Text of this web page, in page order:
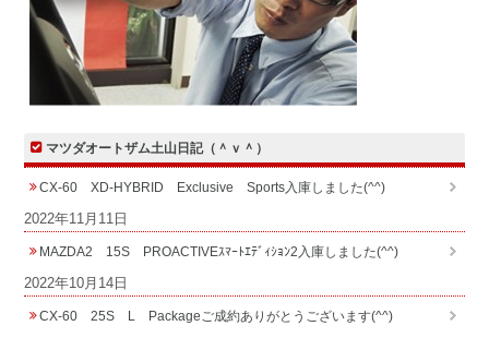
マツダオートザム土山日記（＾ｖ＾）
CX-60 XD-HYBRID Exclusive Sports入庫しました(^^)
2022年11月11日
MAZDA2 15S PROACTIVEｽﾏｰﾄｴﾃﾞｨｼｮﾝ2入庫しました(^^)
2022年10月14日
CX-60 25S L Packageご成約ありがとうございます(^^)